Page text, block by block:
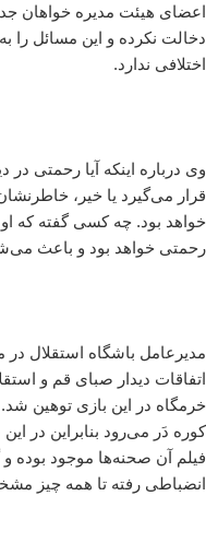
اعضای هیئت مدیره خواهان
دخالت نکرده و این مسائل را
اختلافی ندارد.
وی درباره اینکه آیا رحمتی در
قرار می‌گیرد یا خیر،
خواهد بود. چه کسی گفته که او
رحمتی خواهد بود و باعث
مدیرعامل باشگاه استقلال
اتفاقات دیدار صبای قم و
خرمگاه در این بازی توهین شد.
کوره دَر می‌رود بنابراین در
فیلم آن صحنه‌ها موجود بوده
انضباطی رفته تا همه چیز